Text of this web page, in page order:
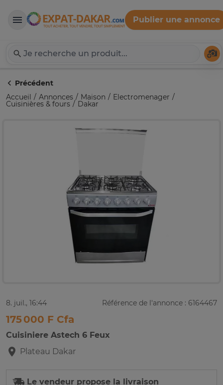
Expat-Dakar
Publier une annonce
Précédent
Accueil
Annonces Maison Electromenager
Cuisinières & fours Dakar
8. juil., 16:44 Référence de l'annonce : 6164467
175 000 F Cfa
Cuisiniere Astech 6 Feux
Plateau Dakar
Le vendeur propose la livraison